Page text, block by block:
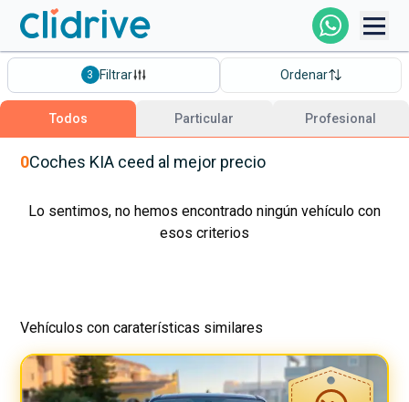
Comprar Coche
Todos Los Coches
Profesional
Particular
Clidrive
3 Filtrar Ordenar
Todos Particular Profesional
0Coches KIA ceed al mejor precio
Lo sentimos, no hemos encontrado ningún vehículo con
esos criterios
Vehículos con caraterísticas similares